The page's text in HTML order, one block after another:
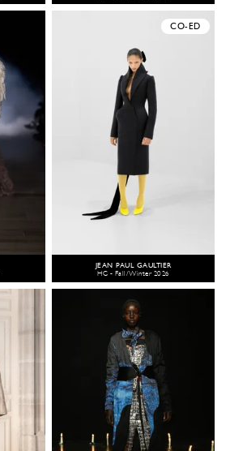
CO-ED
JEAN PAUL GAULTIER
HC - Fall/Winter 2026